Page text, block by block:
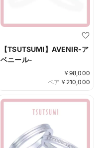
【TSUTSUMI】AVENIR-ア
ベニール-
￥ 98,000
￥ 210,000
ペア